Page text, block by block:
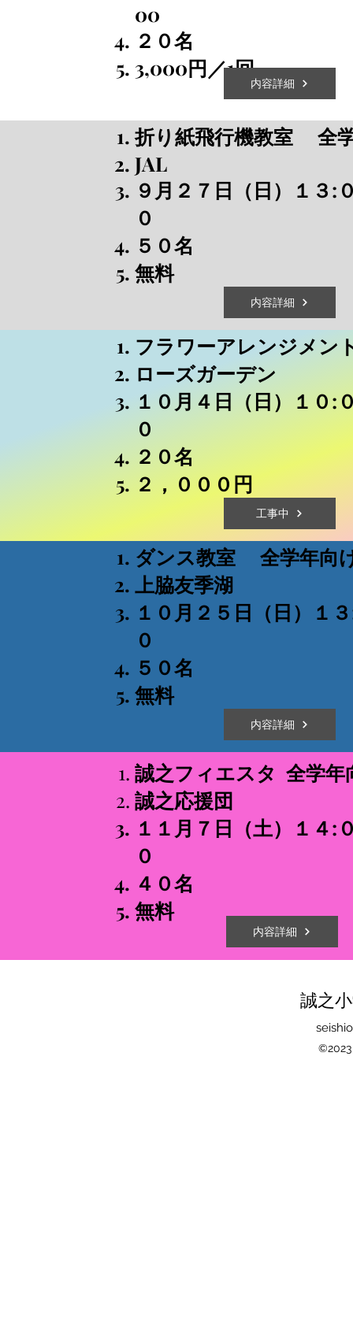
00
​２０名
​3,000円／1回
内容詳細
折り紙飛行機教室
全
JAL
９月２７日（日）１３:
０
​５０名
​無料
内容詳細
フラワーアレンジメ
​ローズガーデン
１０月４日（日）１０:
０
​２０名
​２，０００円
工事中
ダンス教室 全学年向
上脇友季湖
１０月２５日（日）１
０
​５０名
​無料
内容詳細
誠之フィエスタ 全学年
誠之応援団
１１月７日（土）１４:
０
​４０名
​無料
内容詳細
誠之
©2023